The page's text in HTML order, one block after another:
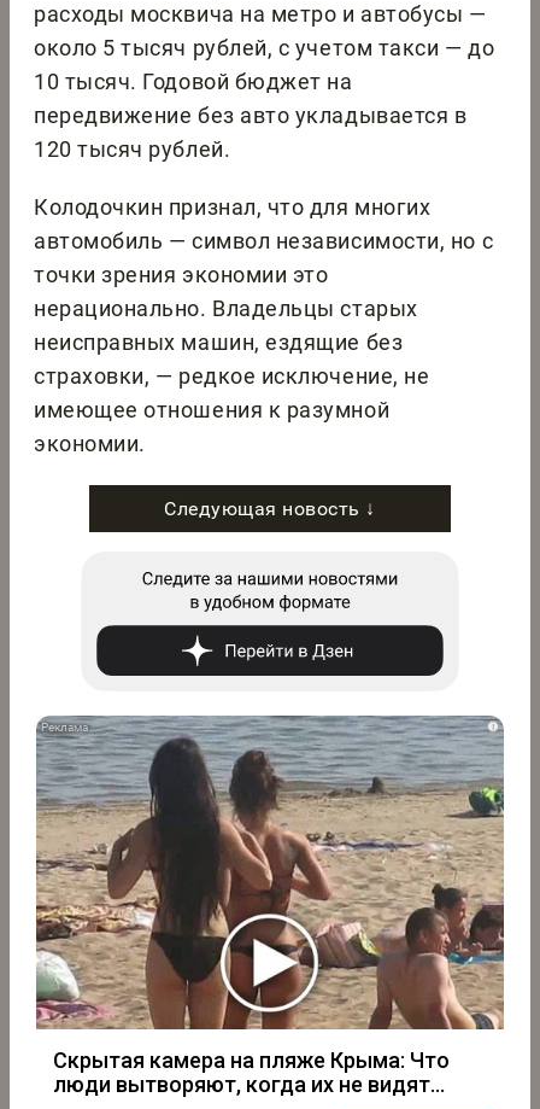
расходы москвича на метро и автобусы —
около 5 тысяч рублей, с учетом такси — до
10 тысяч. Годовой бюджет на
передвижение без авто укладывается в
120 тысяч рублей.
Колодочкин признал, что для многих
автомобиль — символ независимости, но с
точки зрения экономии это
нерационально. Владельцы старых
неисправных машин, ездящие без
страховки, — редкое исключение, не
имеющее отношения к разумной
экономии.
Следующая новость ↓
i
Скрытая камера на пляже Крыма: Что
люди вытворяют, когда их не видят...